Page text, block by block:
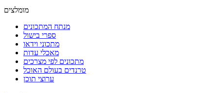
מומלצים
מנתח המתכונים
ספרי בישול
מתכוני וידאו
מאכלי עדות
מתכונים לפי מצרכים
טרנדים בעולם האוכל
ערוצי תוכן